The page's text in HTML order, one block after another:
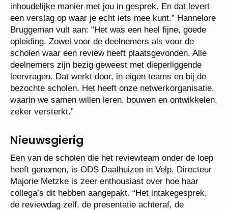
inhoudelijke manier met jou in gesprek. En dat levert
een verslag op waar je echt iets mee kunt.” Hannelore
Bruggeman vult aan: “Het was een heel fijne, goede
opleiding. Zowel voor de deelnemers als voor de
scholen waar een review heeft plaatsgevonden. Alle
deelnemers zijn bezig geweest met dieperliggende
leervragen. Dat werkt door, in eigen teams en bij de
bezochte scholen. Het heeft onze netwerkorganisatie,
waarin we samen willen leren, bouwen en ontwikkelen,
zeker versterkt.”
Nieuwsgierig
Een van de scholen die het reviewteam onder de loep
heeft genomen, is ODS Daalhuizen in Velp. Directeur
Majorie Metzke is zeer enthousiast over hoe haar
collega’s dit hebben aangepakt. “Het intakegesprek,
de reviewdag zelf, de presentatie achteraf, de